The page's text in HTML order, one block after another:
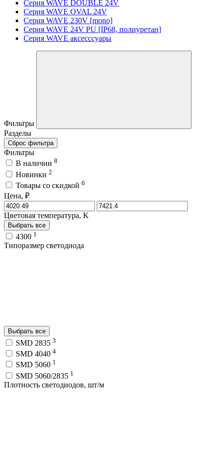
Серия WAVE DOUBLE 24V
Серия WAVE OVAL 24V
Серия WAVE 230V [mono]
Серия WAVE 24V PU [IP68, полиуретан]
Серия WAVE аксесссуары
Фильтры
Разделы
Сброс фильтра
Фильтры
В наличии 8
Новинки 2
Товары со скидкой 6
Цена, ₽
Цветовая температура, K
Выбрать все
4300 1
Типоразмер светодиода
Выбрать все
SMD 2835 3
SMD 4040 4
SMD 5060 1
SMD 5060/2835 1
Плотность светодиодов, шт/м